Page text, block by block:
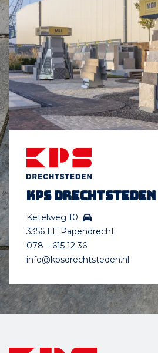
KPS Drechtsteden
Ketelweg 10
3356 LE Papendrecht
078 – 615 12 36
info@kpsdrechtsteden.nl